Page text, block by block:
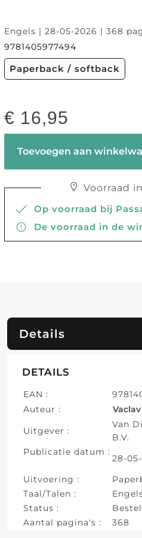
Engels | 28-05-2026 | 368
9781405977494
Paperback / softback
€ 16,95
Toevoegen aan
Voorraad
Op voorraad bij
De voorraad in de
Details
DETAILS
EAN :
Auteur :
Uitgever :
Van
B.V.
Publicatie datum :
28-
Uitvoering :
Taal/Talen :
Status :
Aantal pagina's :
368